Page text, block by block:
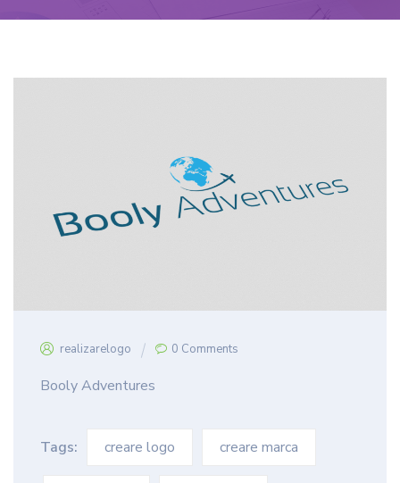
realizarelogo 0 Comments
Booly Adventures
Tags: creare logo creare marca